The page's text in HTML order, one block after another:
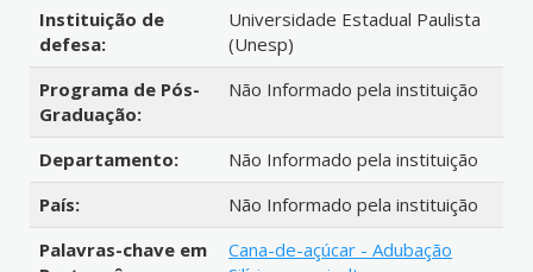
Instituição de
defesa:
Universidade Estadual Paulista
(Unesp)
Programa de Pós-
Graduação:
Não Informado pela instituição
Departamento:
Não Informado pela instituição
País:
Não Informado pela instituição
Palavras-chave em
Cana-de-açúcar - Adubação